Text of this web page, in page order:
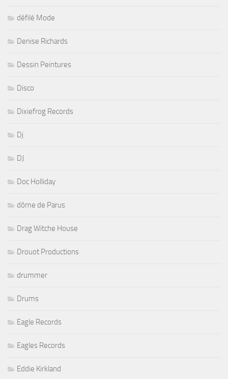
défilé Mode
Denise Richards
Dessin Peintures
Disco
Dixiefrog Records
Dj
DJ
Doc Holliday
dôme de Parus
Drag Witche House
Drouot Productions
drummer
Drums
Eagle Records
Eagles Records
Eddie Kirkland